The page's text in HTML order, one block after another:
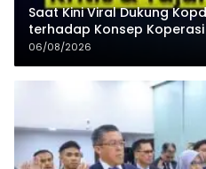
Saat Kini Viral Dukung
terhadap Konsep Koperasi
06/08/2026